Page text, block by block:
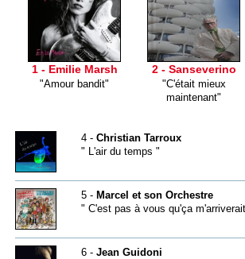
1 - Emilie Marsh
"Amour bandit"
2 - Sanseverino
"C'était mieux
maintenant"
4 - Christian Tarroux
" L'air du temps "
5 - Marcel et son Orchestre
" C'est pas à vous qu'ça
6 - Jean Guidoni